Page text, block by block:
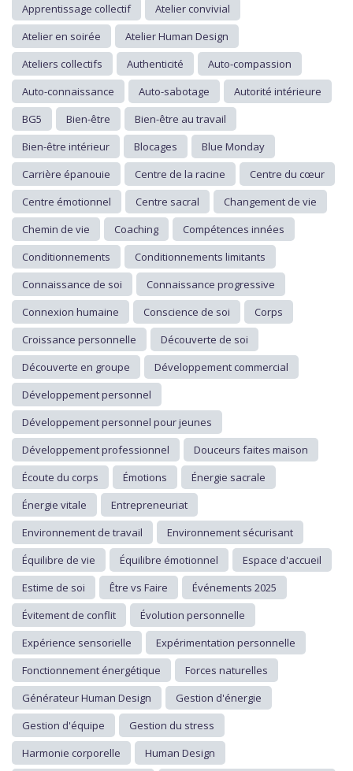
Apprentissage collectif
Atelier convivial
Atelier en soirée
Atelier Human Design
Ateliers collectifs
Authenticité
Auto-compassion
Auto-connaissance
Auto-sabotage
Autorité intérieure
BG5
Bien-être
Bien-être au travail
Bien-être intérieur
Blocages
Blue Monday
Carrière épanouie
Centre de la racine
Centre du cœur
Centre émotionnel
Centre sacral
Changement de vie
Chemin de vie
Coaching
Compétences innées
Conditionnements
Conditionnements limitants
Connaissance de soi
Connaissance progressive
Connexion humaine
Conscience de soi
Corps
Croissance personnelle
Découverte de soi
Découverte en groupe
Développement commercial
Développement personnel
Développement personnel pour jeunes
Développement professionnel
Douceurs faites maison
Écoute du corps
Émotions
Énergie sacrale
Énergie vitale
Entrepreneuriat
Environnement de travail
Environnement sécurisant
Équilibre de vie
Équilibre émotionnel
Espace d'accueil
Estime de soi
Être vs Faire
Événements 2025
Évitement de conflit
Évolution personnelle
Expérience sensorielle
Expérimentation personnelle
Fonctionnement énergétique
Forces naturelles
Générateur Human Design
Gestion d'énergie
Gestion d'équipe
Gestion du stress
Harmonie corporelle
Human Design